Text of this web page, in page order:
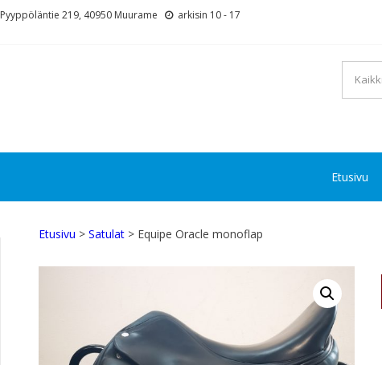
Pyyppöläntie 219, 40950 Muurame arkisin 10 - 17
Etusivu
Etusivu > Satulat > Equipe Oracle monoflap